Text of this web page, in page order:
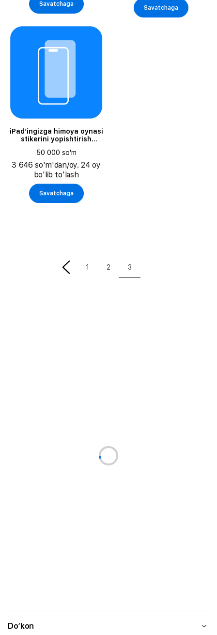
Savatchaga
Savatchaga
iPad’ingizga himoya oynasi
stikerini yopishtirish
sotiladi)
50 000 so'm
3 646 so'm'dan/oy. 24 oy
bo'lib to'lash
Savatchaga
1 2 3
Do‘kon